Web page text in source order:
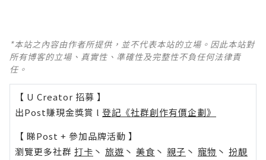
*本站之內容由作者所提供，並不代表本站的立場。因此本站對
所有博客的立場、真實性、準確性及完整性不負任何法律責
任。
【 U Creator 招募 】
出Post賺現金獎賞 l 登記《社群創作有價企劃》
【 睇Post + 參加品牌活動 】
瀏覽更多社群 打卡 丶 旅遊 丶 美食 丶 親子 丶 寵物 丶 扮靚